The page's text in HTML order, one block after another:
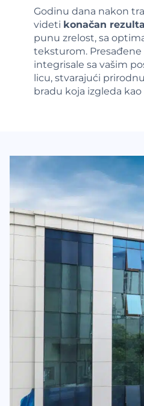
Godinu dana nakon
videti konačan
punu zrelost, sa
teksturom. Presađene
integrisale sa vašim
licu, stvarajući
bradu koja izgleda